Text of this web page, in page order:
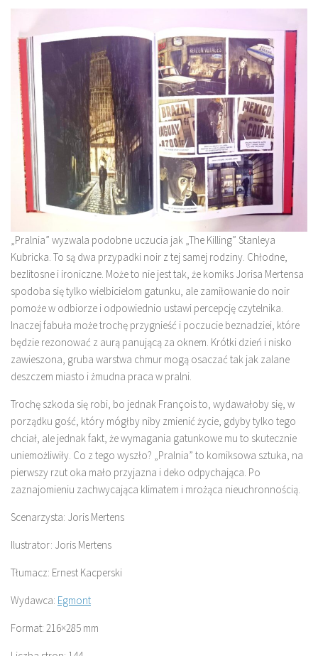
„Pralnia” wyzwala podobne uczucia jak „The Killing” Stanleya
Kubricka. To są dwa przypadki noir z tej samej rodziny. Chłodne,
bezlitosne i ironiczne. Może to nie jest tak, że komiks Jorisa Mertensa
spodoba się tylko wielbicielom gatunku, ale zamiłowanie do noir
pomoże w odbiorze i odpowiednio ustawi percepcję czytelnika.
Inaczej fabuła może trochę przygnieść i poczucie beznadziei, które
będzie rezonować z aurą panującą za oknem. Krótki dzień i nisko
zawieszona, gruba warstwa chmur mogą osaczać tak jak zalane
deszczem miasto i żmudna praca w pralni.
Trochę szkoda się robi, bo jednak François to, wydawałoby się, w
porządku gość, który mógłby niby zmienić życie, gdyby tylko tego
chciał, ale jednak fakt, że wymagania gatunkowe mu to skutecznie
uniemożliwiły. Co z tego wyszło? „Pralnia” to komiksowa sztuka, na
pierwszy rzut oka mało przyjazna i deko odpychająca. Po
zaznajomieniu zachwycająca klimatem i mrożąca nieuchronnością.
Scenarzysta: Joris Mertens
Ilustrator: Joris Mertens
Tłumacz: Ernest Kacperski
Wydawca: Egmont
Format: 216×285 mm